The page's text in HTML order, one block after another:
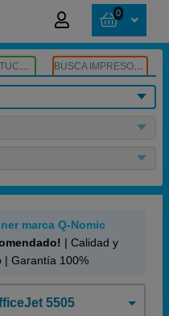
0
BUSCA CARTUCHOS BUSCA IMPRESORA
marca Q-Nomic
| Calidad y
| Garantía 100%
5505